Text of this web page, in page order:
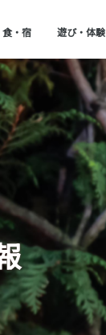
食・宿 遊び・体験